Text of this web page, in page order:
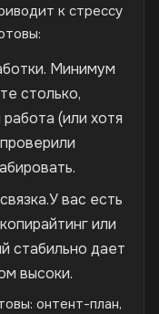
к стрессу
Минимум
столько,
(или хотя
вас есть
или
стабильно дает
высоки.
онтент-план,